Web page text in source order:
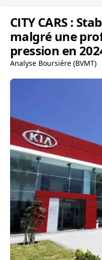
CITY CARS :
malgré une
pression en
Analyse Boursiére (BVMT)